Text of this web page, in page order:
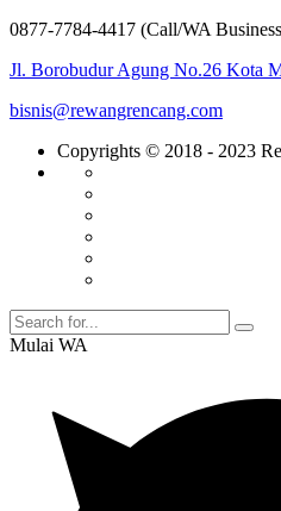
0877-7784-4417 (Call/WA
Jl. Borobudur Agung No.26 Kota
bisnis@rewangrencang.com
Copyrights © 2018 - 2023
Mulai WA